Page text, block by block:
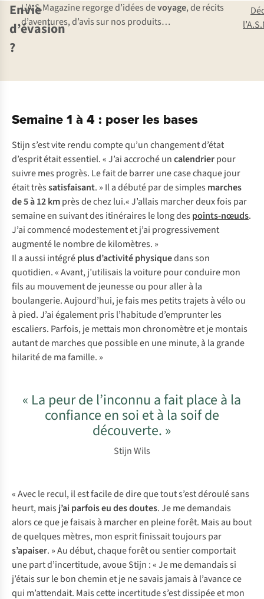
Envie
d’évasion
?
L’A.S.Magazine regorge d’idées devoyage, de récits
d’aventures, d’avis sur nos produits…
Semaine 1 à 4 : poser les bases
Stijn s’est vite rendu compte qu’un changement d’état
d’esprit était essentiel. « J’ai accroché uncalendrierpour
suivre mes progrès. Le fait de barrer une case chaque jour
était trèssatisfaisant. » Il a débuté par de simples marches
de 5 à 12 kmprès de chez lui.« J’allais marcher deux fois par
semaine en suivant des itinéraires le long des points-nœuds.
J’ai commencé modestement et j’ai progressivement
augmenté le nombre de kilomètres. »
Il a aussi intégréplus d’activité physiquedans son
quotidien. « Avant, j’utilisais la voiture pour conduire mon
fils au mouvement de jeunesse ou pour aller à la
boulangerie. Aujourd’hui, je fais mes petits trajets à vélo ou
à pied. J’ai également pris l’habitude d’emprunter les
escaliers. Parfois, je mettais mon chronomètre et je montais
autant de marches que possible en une minute, à la grande
hilarité de ma famille. »
« La peur de l’inconnu a fait place à la
confiance en soi et à la soif de
découverte. »
Stijn Wils
« Avec le recul, il est facile de dire que tout s’est déroulé sans
heurt, mais j’ai parfois eu des doutes. Je me demandais
alors ce que je faisais à marcher en pleine forêt. Mais au bout
de quelques mètres, mon esprit finissait toujours par
s’apaiser. » Au début, chaque forêt ou sentier comportait
une part d’incertitude, avoue Stijn : « Je me demandais si
j’étais sur le bon chemin et je ne savais jamais à l’avance ce
qui m’attendait. Mais cette incertitude s’est dissipée et mon